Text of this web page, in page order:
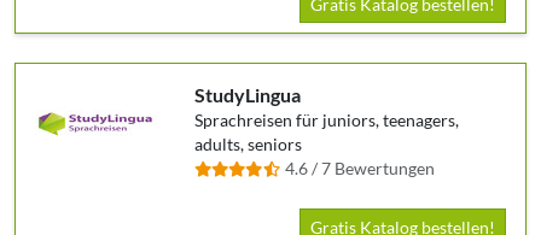
StudyLingua
Sprachreisen für juniors, teenagers,
adults, seniors
4.6 / 7 Bewertungen
Gratis Katalog bestellen!